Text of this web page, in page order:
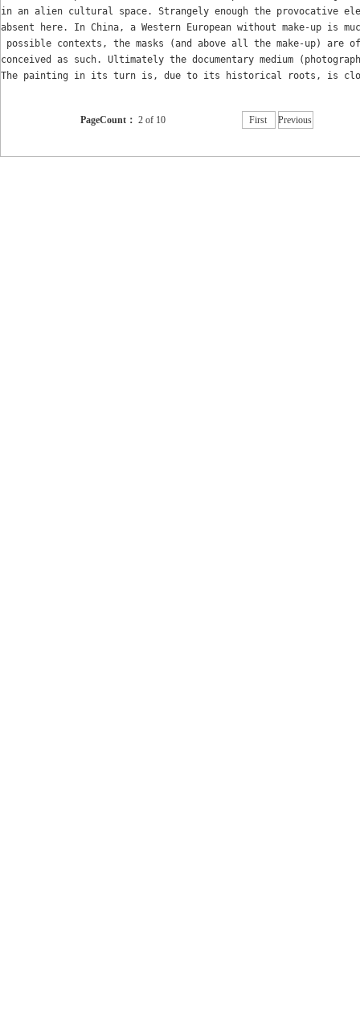
in an alien cultural space.
Strangely enough the provocative
absent here. In China, a Western European without make-up is
possible contexts, the masks (and above all the make-up) are
conceived as such. Ultimately the documentary medium
The painting in its turn is, due to its historical roots, is
PageCount： 2 of 10 First Previous